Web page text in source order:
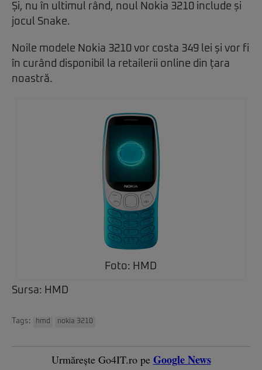
Și, nu în ultimul rând, noul Nokia 3210 include și
jocul Snake.
Noile modele Nokia 3210 vor costa 349 lei și vor fi
în curând disponibil la retailerii online din țara
noastră.
Foto: HMD
Sursa: HMD
Tags: hmd nokia 3210
Urmărește Go4IT.ro pe Google News